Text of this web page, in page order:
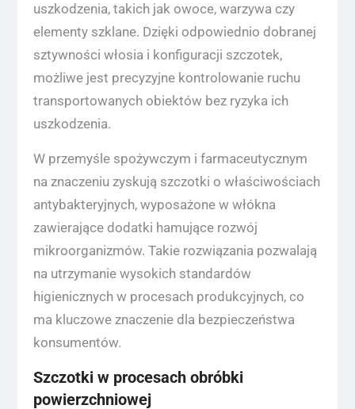
uszkodzenia, takich jak owoce, warzywa czy
elementy szklane. Dzięki odpowiednio dobranej
sztywności włosia i konfiguracji szczotek,
możliwe jest precyzyjne kontrolowanie ruchu
transportowanych obiektów bez ryzyka ich
uszkodzenia.
W przemyśle spożywczym i farmaceutycznym
na znaczeniu zyskują szczotki o właściwościach
antybakteryjnych, wyposażone w włókna
zawierające dodatki hamujące rozwój
mikroorganizmów. Takie rozwiązania pozwalają
na utrzymanie wysokich standardów
higienicznych w procesach produkcyjnych, co
ma kluczowe znaczenie dla bezpieczeństwa
konsumentów.
Szczotki w procesach obróbki
powierzchniowej